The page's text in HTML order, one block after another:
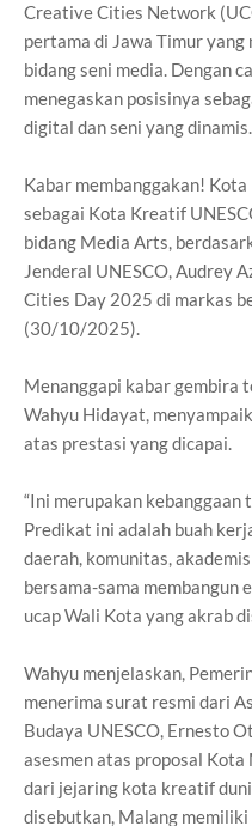
Creative Cities Network
pertama di Jawa Timur yang
bidang seni media. Dengan
menegaskan posisinya
digital dan seni yang dinamis.
Kabar membanggakan!
sebagai Kota Kreatif
bidang Media Arts,
Jenderal UNESCO, Audrey
Cities Day 2025 di markas
(30/10/2025).
Menanggapi kabar gembira
Wahyu Hidayat,
atas prestasi yang dicapai.
“Ini merupakan
Predikat ini adalah buah
daerah, komunitas,
bersama-sama membangun
ucap Wali Kota yang akrab
Wahyu menjelaskan,
menerima surat resmi dari
Budaya UNESCO, Ernesto
asesmen atas proposal
dari jejaring kota kreatif
disebutkan, Malang